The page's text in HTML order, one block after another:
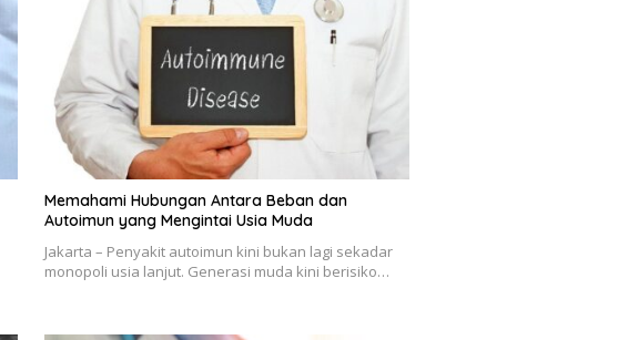
Memahami Hubungan Antara Beban dan
Autoimun yang Mengintai Usia Muda
Jakarta – Penyakit autoimun kini bukan lagi sekadar
monopoli usia lanjut. Generasi muda kini berisiko…